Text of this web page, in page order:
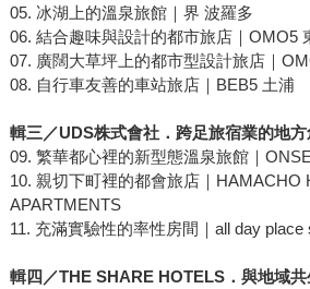
05. 冰湖上的溫泉旅館｜界 波羅多
06. 結合趣味與設計的都市旅店｜OMO5
07. 廣闊大草坪上的都市型設計旅店｜
08. 自行車友善的車站旅店｜BEB5 土浦
輯三／UDS株式會社．跨足旅宿業的地
09. 繁華都心裡的新型態溫泉旅館｜
10. 親切下町裡的都會旅店｜HAMACHO
APARTMENTS
11. 充滿實驗性的率性房間｜all day place
輯四／THE SHARE HOTELS．與地域